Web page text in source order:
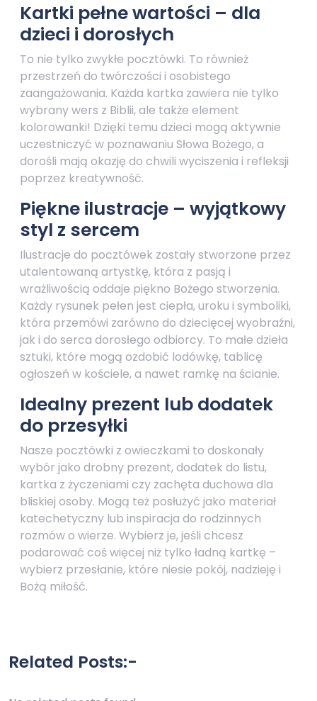
Kartki pełne wartości – dla
dzieci i dorosłych
To nie tylko zwykłe pocztówki. To również
przestrzeń do twórczości i osobistego
zaangażowania. Każda kartka zawiera nie tylko
wybrany wers z Biblii, ale także element
kolorowanki! Dzięki temu dzieci mogą aktywnie
uczestniczyć w poznawaniu Słowa Bożego, a
dorośli mają okazję do chwili wyciszenia i refleksji
poprzez kreatywność.
Piękne ilustracje – wyjątkowy
styl z sercem
Ilustracje do pocztówek zostały stworzone przez
utalentowaną artystkę, która z pasją i
wrażliwością oddaje piękno Bożego stworzenia.
Każdy rysunek pełen jest ciepła, uroku i symboliki,
która przemówi zarówno do dziecięcej wyobraźni,
jak i do serca dorosłego odbiorcy. To małe dzieła
sztuki, które mogą ozdobić lodówkę, tablicę
ogłoszeń w kościele, a nawet ramkę na ścianie.
Idealny prezent lub dodatek
do przesyłki
Nasze pocztówki z owieczkami to doskonały
wybór jako drobny prezent, dodatek do listu,
kartka z życzeniami czy zachęta duchowa dla
bliskiej osoby. Mogą też posłużyć jako materiał
katechetyczny lub inspiracja do rodzinnych
rozmów o wierze. Wybierz je, jeśli chcesz
podarować coś więcej niż tylko ładną kartkę –
wybierz przesłanie, które niesie pokój, nadzieję i
Bożą miłość.
Related Posts:-